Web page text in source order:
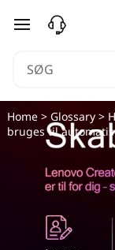
spring til
Home> Glossary>
bruges til